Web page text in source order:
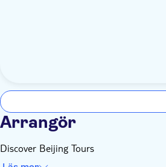
Arrangör
Discover Beijing Tours